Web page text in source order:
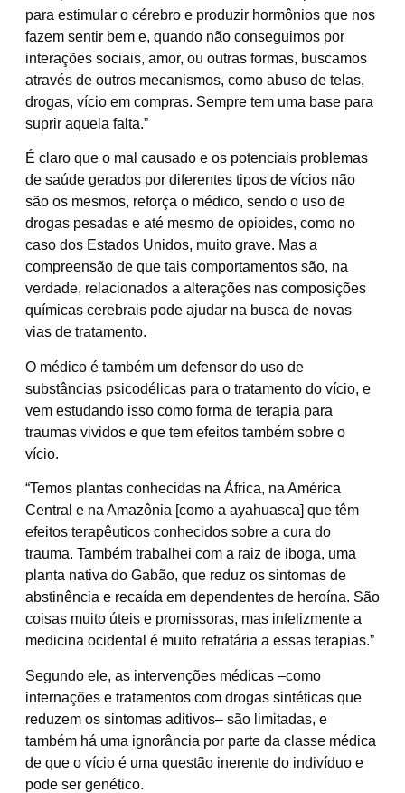
para estimular o cérebro e produzir hormônios que nos
fazem sentir bem e, quando não conseguimos por
interações sociais, amor, ou outras formas, buscamos
através de outros mecanismos, como abuso de telas,
drogas, vício em compras. Sempre tem uma base para
suprir aquela falta.”
É claro que o mal causado e os potenciais problemas
de saúde gerados por diferentes tipos de vícios não
são os mesmos, reforça o médico, sendo o uso de
drogas pesadas e até mesmo de opioides, como no
caso dos Estados Unidos, muito grave. Mas a
compreensão de que tais comportamentos são, na
verdade, relacionados a alterações nas composições
químicas cerebrais pode ajudar na busca de novas
vias de tratamento.
O médico é também um defensor do uso de
substâncias psicodélicas para o tratamento do vício, e
vem estudando isso como forma de terapia para
traumas vividos e que tem efeitos também sobre o
vício.
“Temos plantas conhecidas na África, na América
Central e na Amazônia [como a ayahuasca] que têm
efeitos terapêuticos conhecidos sobre a cura do
trauma. Também trabalhei com a raiz de iboga, uma
planta nativa do Gabão, que reduz os sintomas de
abstinência e recaída em dependentes de heroína. São
coisas muito úteis e promissoras, mas infelizmente a
medicina ocidental é muito refratária a essas terapias.”
Segundo ele, as intervenções médicas –como
internações e tratamentos com drogas sintéticas que
reduzem os sintomas aditivos– são limitadas, e
também há uma ignorância por parte da classe médica
de que o vício é uma questão inerente do indivíduo e
pode ser genético.